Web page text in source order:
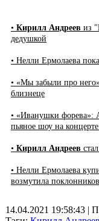
• Кирилл Андреев из
дедушкой
• Нелли Ермолаева
• «Мы забыли про
близнеце
• «Иванушки форева»:
пьяное шоу на
• Кирилл Андреев
• Нелли Ермолаева
возмутила поклонников
14.04.2021 19:58:43 |